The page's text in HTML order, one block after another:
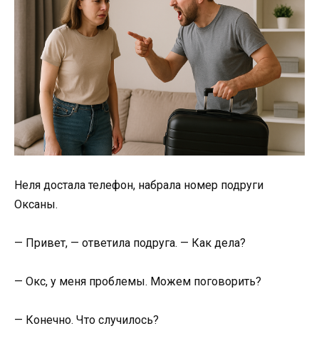
Неля достала телефон, набрала номер подруги
Оксаны.
— Привет, — ответила подруга. — Как дела?
— Окс, у меня проблемы. Можем поговорить?
— Конечно. Что случилось?